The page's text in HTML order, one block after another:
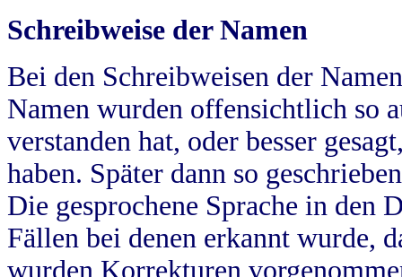
Schreibweise der Namen
Bei den Schreibweisen der
Namen wurden offensichtlich so
verstanden hat, oder besser
haben. Später dann so
Die gesprochene Sprache in
Fällen bei denen erkannt wurde,
wurden Korrekturen